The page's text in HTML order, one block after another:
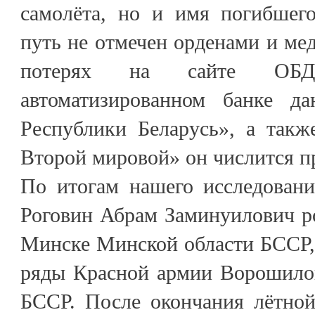
самолёта, но и имя
путь не отмечен орденами и
потерях на сайте
автоматизированном банке
Республики Беларусь», а
Второй мировой» он числится
По итогам нашего
Роговин Абрам Заминуилович
Минске Минской области
ряды Красной армии
БССР. После окончания